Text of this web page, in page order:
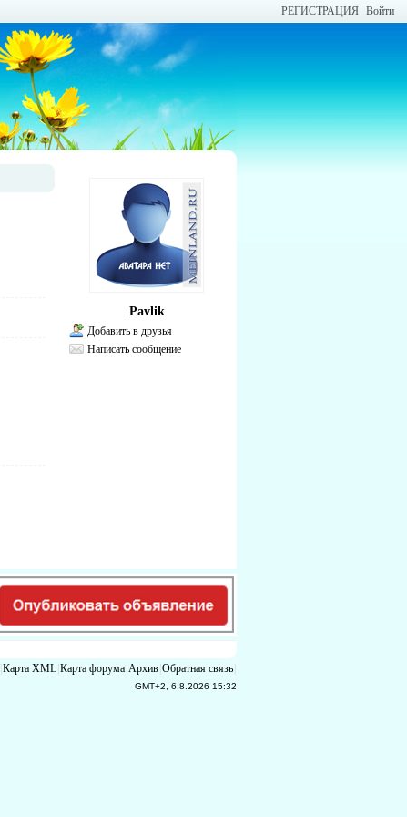
РЕГИСТРАЦИЯ Войти
Pavlik
Добавить в друзья
Написать сообщение
|Карта XML|Карта форума|Архив|Обратная связь|
GMT+2, 6.8.2026 15:32